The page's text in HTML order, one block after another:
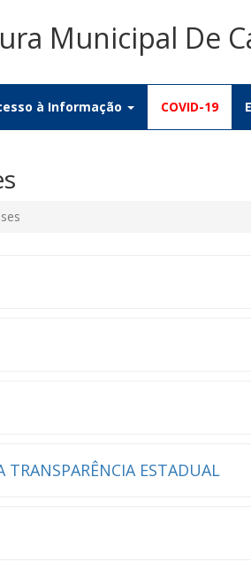
Municipal De
à Informação COVID-19
TRANSPARÊNCIA ESTADUAL